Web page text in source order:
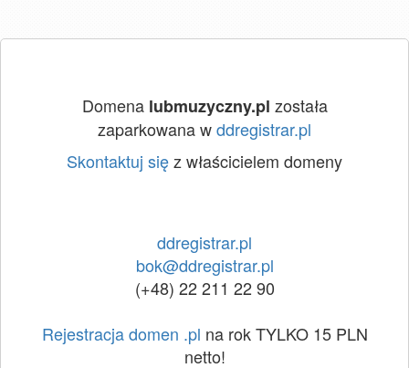
Domena lubmuzyczny.pl została
zaparkowana wddregistrar.pl
Skontaktuj sięz właścicielem domeny
ddregistrar.pl
bok@ddregistrar.pl
(+48) 22 211 22 90
Rejestracja domen .pl na rok TYLKO 15 PLN
netto!